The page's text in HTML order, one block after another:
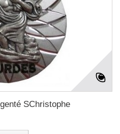
SChristophe